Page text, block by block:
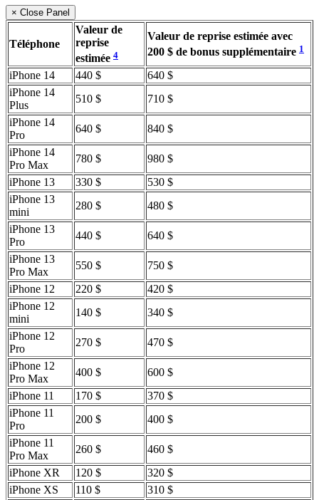
× Close Panel
Téléphone
Valeur de
reprise
estimée 4
Valeur de reprise estimée avec
200 $ de bonus supplémentaire 1
iPhone 14 440 $
640 $
iPhone 14
Plus
510 $
710 $
iPhone 14
Pro
640 $
840 $
iPhone 14
Pro Max
780 $
980 $
iPhone 13
330 $
530 $
iPhone 13
mini
280 $
480 $
iPhone 13
Pro
440 $
640 $
iPhone 13
Pro Max
550 $
750 $
iPhone 12
220 $
420 $
iPhone 12
mini
140 $
340 $
iPhone 12
Pro
270 $
470 $
iPhone 12
Pro Max
400 $
600 $
iPhone 11
170 $
370 $
iPhone 11
Pro
200 $
400 $
iPhone 11
Pro Max
260 $
460 $
iPhone XR
120 $
320 $
iPhone XS
110 $
310 $